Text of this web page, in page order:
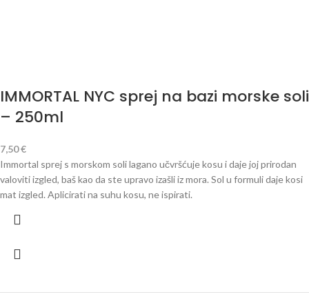
IMMORTAL NYC sprej na bazi morske soli
– 250ml
7,50€
Immortal sprej s morskom soli lagano učvršćuje kosu i daje joj prirodan
valoviti izgled, baš kao da ste upravo izašli iz mora. Sol u formuli daje kosi
mat izgled. Aplicirati na suhu kosu, ne ispirati.